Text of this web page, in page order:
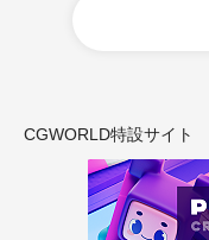
CGWORLD特設サイト